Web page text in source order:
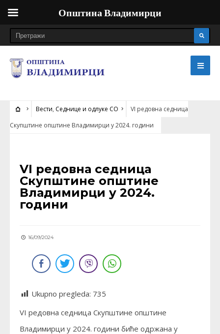
Вести, Седнице и одлуке СО
VI редовна седница
Скупштине општине Владимирци у 2024. години
VI редовна седница
Скупштине општине
Владимирци у 2024.
години
16/09/2024
Ukupno pregleda: 735
VI редовна седница Скупштине општине
Владимирци у 2024. години биће одржана у
Општина Владимирци